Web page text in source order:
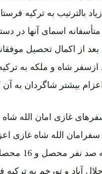
بالترتیب به ترکیه
اسمای آنها در
از اکمال تحصیل
ازسفر شاه و ملکه به
بیشتر شاگردان به آن
غازی امان الله شاه
سفرامان الله شاه غازی
آباد و تورخم به